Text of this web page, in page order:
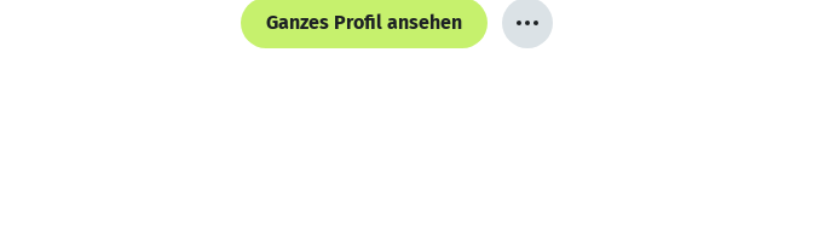
Ganzes Profil ansehen